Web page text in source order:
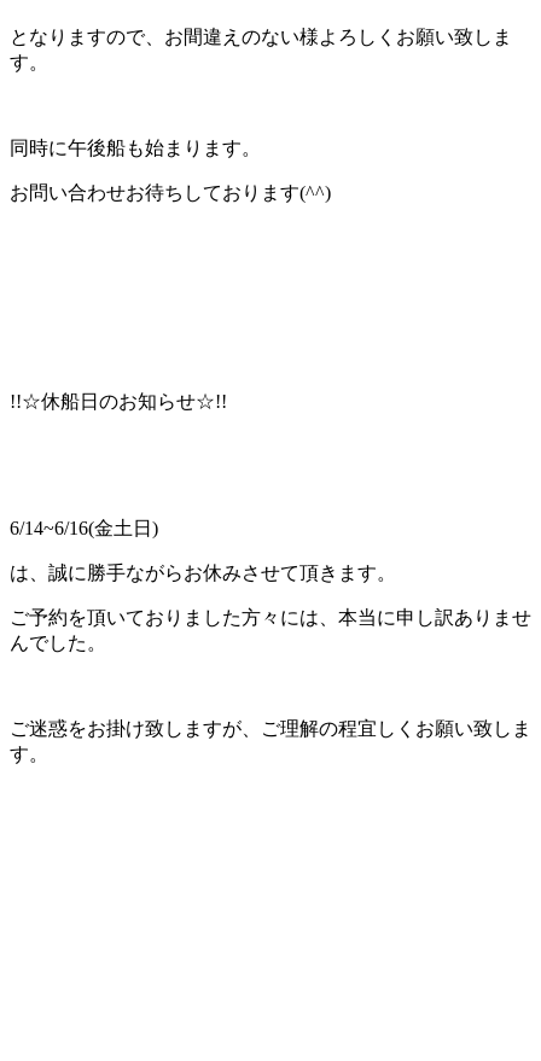
となりますので、お間違えのない様よろしくお願い致しま
す。
同時に午後船も始まります。
お問い合わせお待ちしております(^^)
!!☆休船日のお知らせ☆!!
6/14~6/16(金土日)
は、誠に勝手ながらお休みさせて頂きます。
ご予約を頂いておりました方々には、本当に申し訳ありませ
んでした。
ご迷惑をお掛け致しますが、ご理解の程宜しくお願い致しま
す。